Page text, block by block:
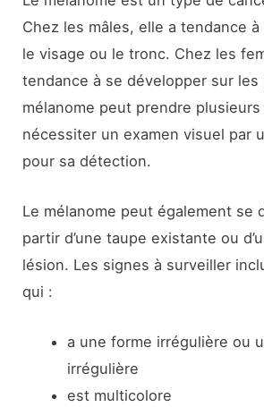
Chez les mâles, elle a tendance
le visage ou le tronc. Chez les
tendance à se développer sur les
mélanome peut prendre
nécessiter un examen visuel par
pour sa détection.
Le mélanome peut également se
partir d’une taupe existante ou
lésion. Les signes à surveiller
qui :
a une forme irrégulière ou
irrégulière
est multicolore